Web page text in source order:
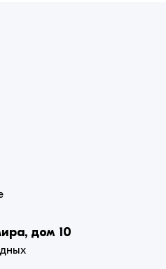
дом 10